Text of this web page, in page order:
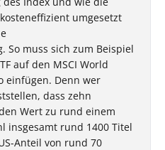
umgesetzt
So muss sich zum Beispiel
auf den MSCI World
einfügen. Denn wer
dass zehn
Wert zu rund einem
insgesamt rund 1400 Titel
Anteil von rund 70